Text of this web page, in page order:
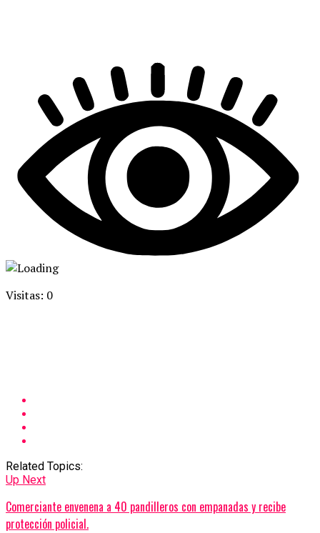
Visitas: 0
Related Topics:
Up Next
Comerciante envenena a 40 pandilleros con empanadas y recibe
protección policial.